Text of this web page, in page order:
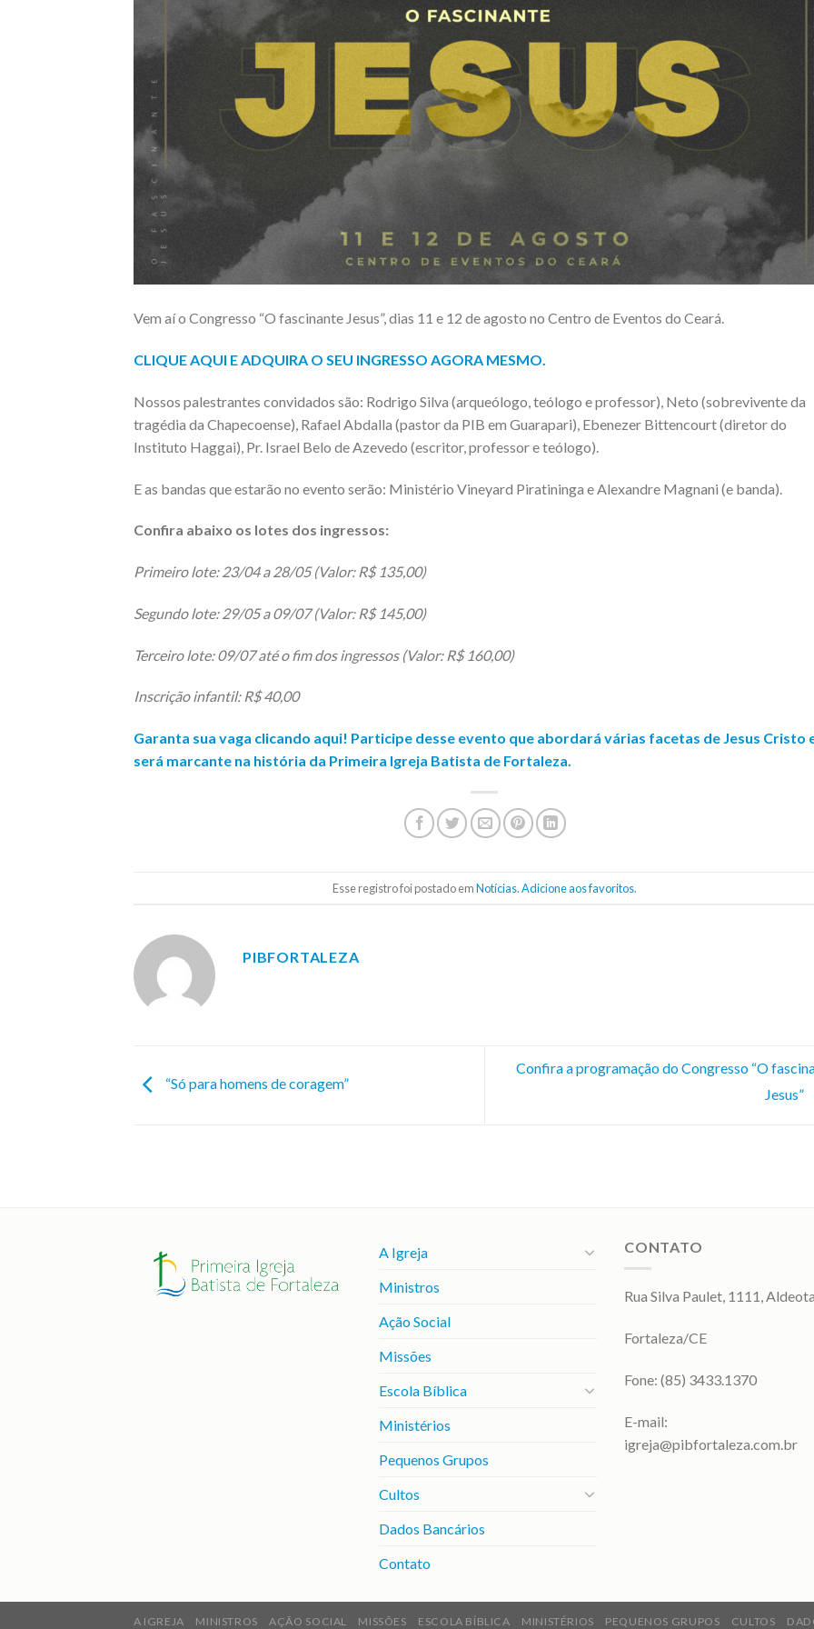
Vem aí o Congresso “O fascinante Jesus”, dias 11 e 12 de agosto no Centro de Eventos do Ceará.
CLIQUE AQUI E ADQUIRA O SEU INGRESSO AGORA MESMO.
Nossos palestrantes convidados são: Rodrigo Silva (arqueólogo, teólogo e professor), Neto (sobrevivente da
tragédia da Chapecoense), Rafael Abdalla (pastor da PIB em Guarapari), Ebenezer Bittencourt (diretor do
Instituto Haggai), Pr. Israel Belo de Azevedo (escritor, professor e teólogo).
E as bandas que estarão no evento serão: Ministério Vineyard Piratininga e Alexandre Magnani (e banda).
Confira abaixo os lotes dos ingressos:
Primeiro lote: 23/04 a 28/05 (Valor: R$ 135,00)
Segundo lote: 29/05 a 09/07 (Valor: R$ 145,00)
Terceiro lote: 09/07 até o fim dos ingressos (Valor: R$ 160,00)
Inscrição infantil: R$ 40,00
Garanta sua vaga clicando aqui! Participe desse evento que abordará várias facetas de Jesus Cristo
será marcante na história da Primeira Igreja Batista de Fortaleza.
Esse registro foi postado emNotícias.Adicione aos favoritos.
PIBFORTALEZA
“Só para homens de coragem”
Confira a programação do Congresso “O
Jesus”
A Igreja
Ministros
Ação Social
Missões
Escola Bíblica
Ministérios
Pequenos Grupos
Cultos
Dados Bancários
Contato
CONTATO
Rua Silva Paulet, 1111,
Fortaleza/CE
Fone: (85) 3433.1370
E-mail:
igreja@pibfortaleza.com.br
A IGREJA MINISTROS AÇÃO SOCIAL MISSÕES ESCOLA BÍBLICA MINISTÉRIOS PEQUENOS GRUPOS CULTOS